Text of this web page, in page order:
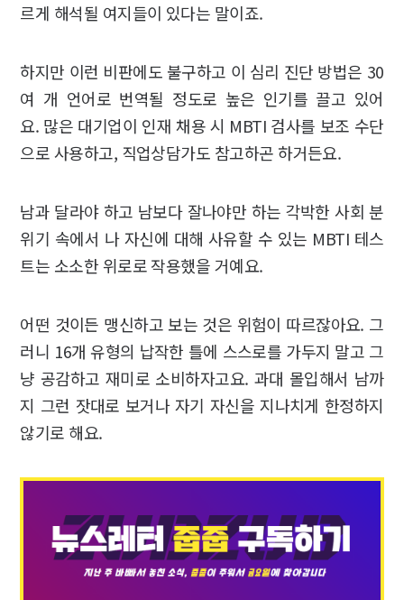
르게 해석될 여지들이 있다는 말이죠.
하지만 이런 비판에도 불구하고 이 심리 진단 방법은 30
여 개 언어로 번역될 정도로 높은 인기를 끌고 있어
요. 많은 대기업이 인재 채용 시 MBTI 검사를 보조 수단
으로 사용하고, 직업상담가도 참고하곤 하거든요.
남과 달라야 하고 남보다 잘나야만 하는 각박한 사회 분
위기 속에서 나 자신에 대해 사유할 수 있는 MBTI 테스
트는 소소한 위로로 작용했을 거예요.
어떤 것이든 맹신하고 보는 것은 위험이 따르잖아요. 그
러니 16개 유형의 납작한 틀에 스스로를 가두지 말고 그
냥 공감하고 재미로 소비하자고요. 과대 몰입해서 남까
지 그런 잣대로 보거나 자기 자신을 지나치게 한정하지
않기로 해요.